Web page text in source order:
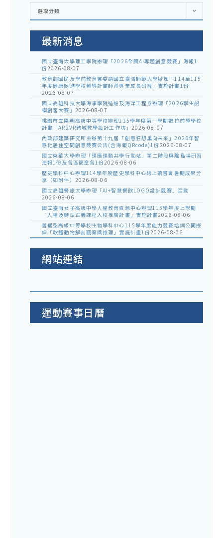
各
室
選取分類
最新消息
國立臺南大學理工學院辦理「2026全國AI專題創意競賽」海報1
份2026-08-07
教育部國民及學前教育署委請國立臺灣師範大學辦理「114至115
年度健康促進學校輔導計畫師資專業成長研習」實施計畫1份
2026-08-07
國立高雄科技大學海事學院造船及海洋工程系辦理「2026學生船
模創客大賽」 2026-08-07
桃園市立陽明高級中等學校辦理115學年度第一學期數位前導學校
計畫「AR2VR跨域教學設計工作坊」 2026-08-07
內政部建築研究所主辦第十九屆「創意狂想巢向未來」2026年智
慧化居住空間創意競賽公告(含海報QRcode)1份2026-08-07
國立東華大學辦理「適應運動共學行動站」第二階段與離島場研習
海報1份及各區簡章各1份2026-08-06
歷史學科中心辦理114學年度歷史學科中心線上讀書會暑期成果分
享（如附件） 2026-08-06
國立高雄餐旅大學辦理「AI+智慧餐飲LOGO設計競賽」活動
2026-08-06
國立臺南女子高級中學人權教育資源中心辦理115學年度上學期
「人權及轉型正義課程入校推廣計畫」實施計畫2026-08-06
普通型高級中等學校生物學科中心115學年度能力競賽培訓公開授
課「軟體動物解剖觀察與推理」實施計畫1份2026-08-06
網站連結
運動賽事日曆